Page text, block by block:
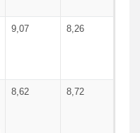
9,07 8,26
8,62 8,72